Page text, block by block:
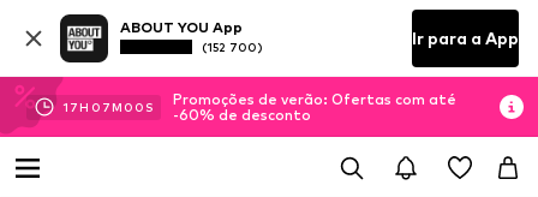
ABOUT YOU App
(152 700) Ir para a App
17H 06M 59S
Promoções de verão: Ofertas com até
-60% de desconto